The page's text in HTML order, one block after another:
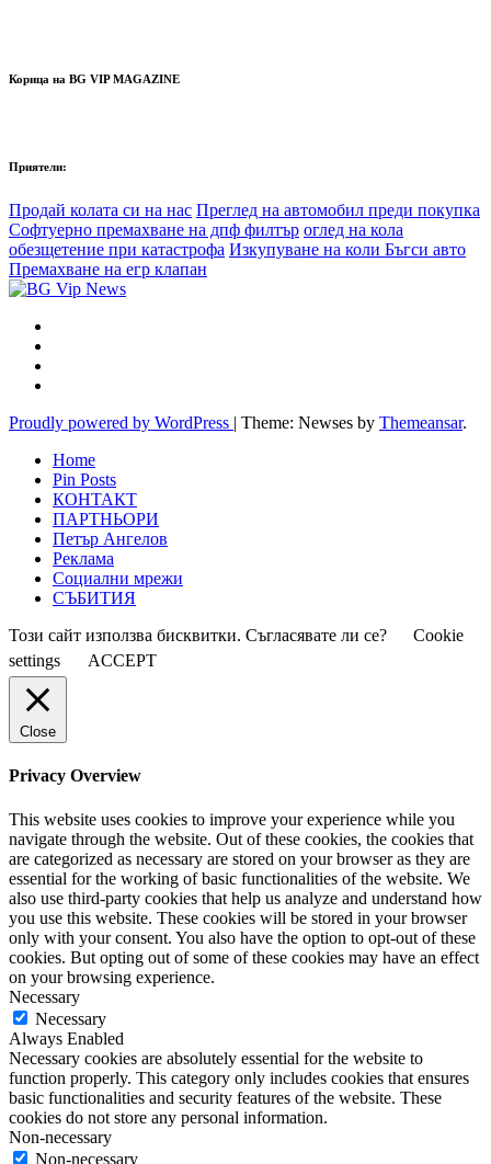
Корица на BG VIP MAGAZINE
Приятели:
Продай колата си на нас Преглед на автомобил преди покупка
Софтуерно премахване на дпф филтър оглед на кола
обезщетение при катастрофа Изкупуване на коли Бъгси авто
Премахване на егр клапан
Proudly powered by WordPress | Theme: Newses by Themeansar.
Home
Pin Posts
КОНТАКТ
ПАРТНЬОРИ
Петър Ангелов
Реклама
Социални мрежи
СЪБИТИЯ
Този сайт използва бисквитки. Съгласявате ли се?
Cookie
settings
ACCEPT
Close
Privacy Overview
This website uses cookies to improve your experience while you
navigate through the website. Out of these cookies, the cookies that
are categorized as necessary are stored on your browser as they are
essential for the working of basic functionalities of the website. We
also use third-party cookies that help us analyze and understand how
you use this website. These cookies will be stored in your browser
only with your consent. You also have the option to opt-out of these
cookies. But opting out of some of these cookies may have an effect
on your browsing experience.
Necessary
Necessary
Always Enabled
Necessary cookies are absolutely essential for the website to
function properly. This category only includes cookies that ensures
basic functionalities and security features of the website. These
cookies do not store any personal information.
Non-necessary
Non-necessary